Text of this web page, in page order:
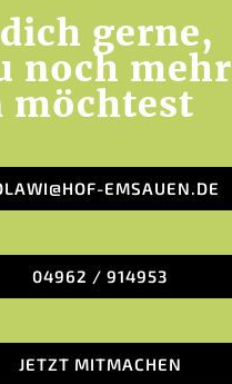
gerne,
noch mehr
möchtest
EMSAUEN.DE
04962 / 914953
JETZT MITMACHEN